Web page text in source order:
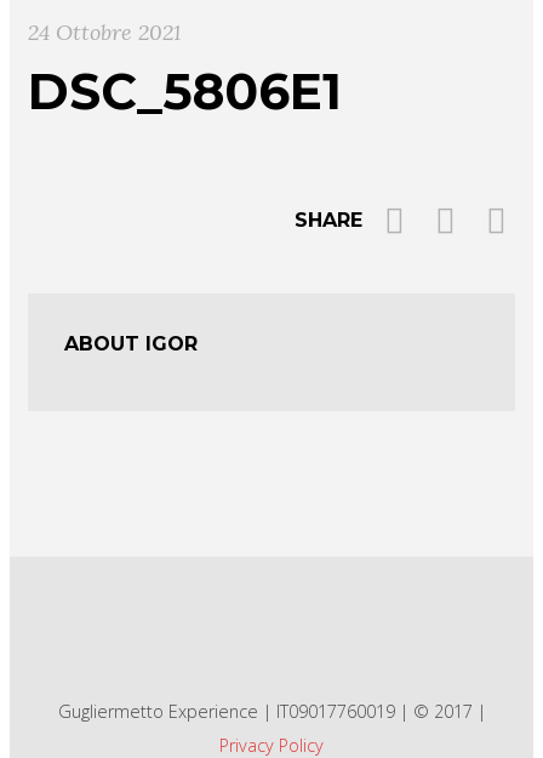
24 Ottobre 2021
DSC_5806E1
SHARE
ABOUT IGOR
Gugliermetto Experience | IT09017760019 | © 2017 |
Privacy Policy